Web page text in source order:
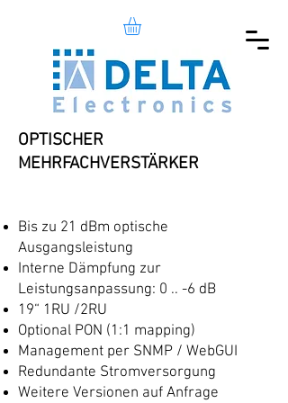
OPTISCHER
MEHRFACHVERSTÄRKER
Bis zu 21 dBm optische
Ausgangsleistung
Interne Dämpfung zur
Leistungsanpassung: 0 .. -6 dB
19“ 1RU /2RU
Optional PON (1:1 mapping)
Management per SNMP / WebGUI
Redundante Stromversorgung
Weitere Versionen auf Anfrage